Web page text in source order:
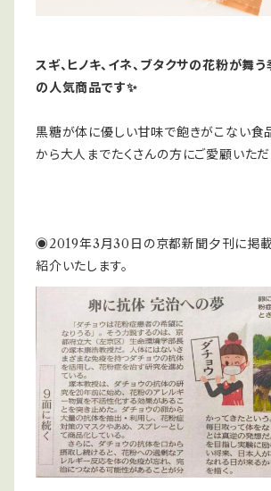
スギ、ヒノキ、イネ、ブタクサの花粉が舞う
の人気商品です✨
黒糖が体に優しい甘味で飽きがこない食
から大人までたくさんの方にご愛顧いただ
◉2019年3月30日の京都新聞夕刊に掲
紹介いたします。